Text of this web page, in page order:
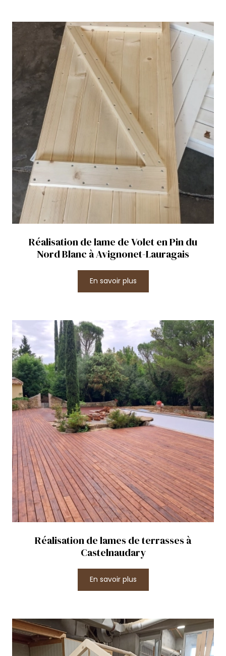
Réalisation de lame de Volet en Pin du
Nord Blanc à Avignonet-Lauragais
En savoir plus
Réalisation de lames de terrasses à
Castelnaudary
En savoir plus